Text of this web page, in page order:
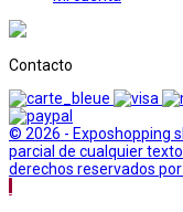
Contacto
© 2026 - Exposhopping
parcial de cualquier
derechos reservados por